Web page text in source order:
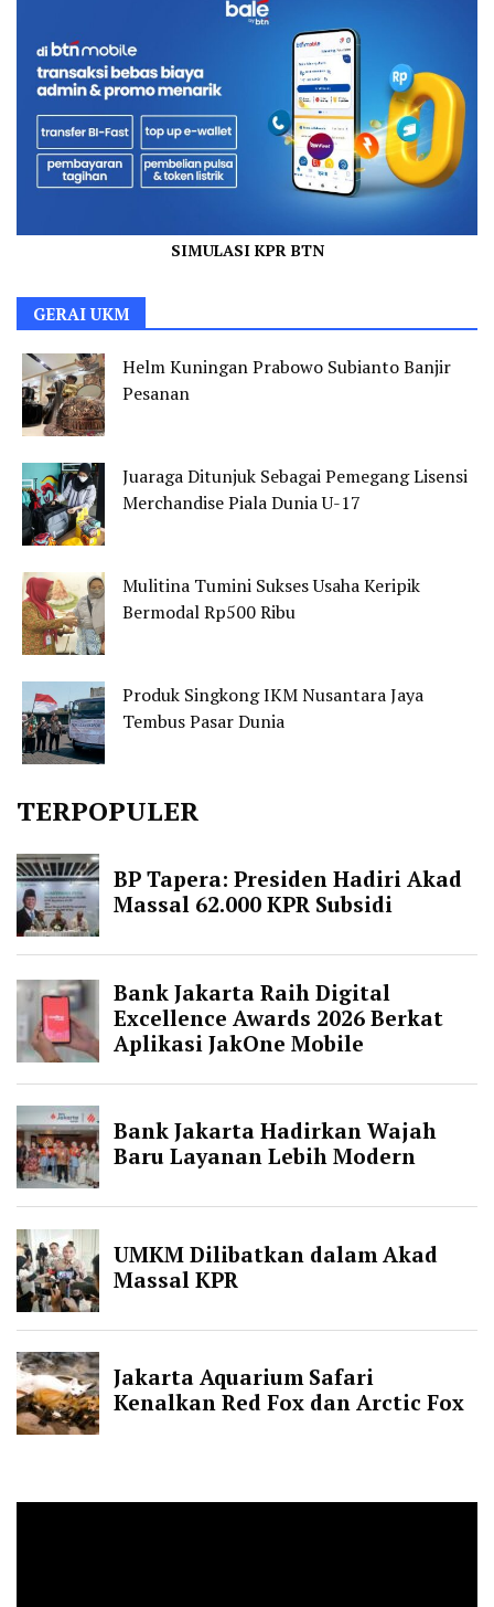
SIMULASI KPR BTN
GERAI UKM
Helm Kuningan Prabowo Subianto Banjir
Pesanan
Juaraga Ditunjuk Sebagai Pemegang Lisensi
Merchandise Piala Dunia U-17
Mulitina Tumini Sukses Usaha Keripik
Bermodal Rp500 Ribu
Produk Singkong IKM Nusantara Jaya
Tembus Pasar Dunia
TERPOPULER